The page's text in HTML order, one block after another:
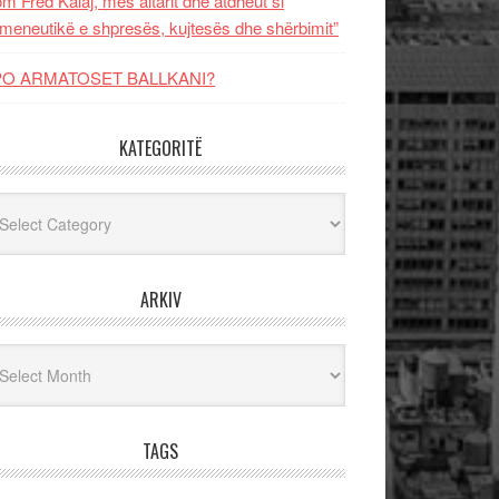
e shpresës, kujtesës dhe shërbimit”
ARMATOSET BALLKANI?
KATEGORITË
ARKIV
TAGS